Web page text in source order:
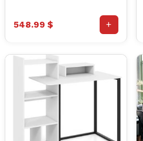
548.99 $ +